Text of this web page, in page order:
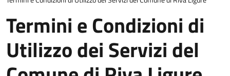
Termini e Condizioni di
Utilizzo dei Servizi del